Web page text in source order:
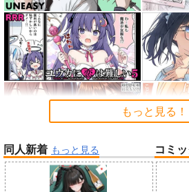
孤独だった国民的美少女の妹を一晩
泊めたら懐かれた
人狼機ウ
魔王マーラ煩悩学園 ～勇者、教師に 時々ボソッ
帝国機神ヴォルカミオン 2 ふかふ
アイドルマスター ミリオンラ
「少女☆
ライト」
arry
もっと見る！
同人新着 もっと見る コミ